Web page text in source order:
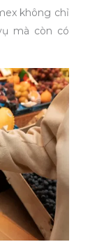
không chỉ
mà còn có